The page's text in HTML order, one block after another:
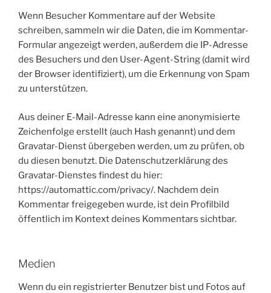
Wenn Besucher Kommentare auf der Website
schreiben, sammeln wir die Daten, die im Kommentar-
Formular angezeigt werden, außerdem die IP-Adresse
des Besuchers und den User-Agent-String (damit wird
der Browser identifiziert), um die Erkennung von Spam
zu unterstützen.
Aus deiner E-Mail-Adresse kann eine anonymisierte
Zeichenfolge erstellt (auch Hash genannt) und dem
Gravatar-Dienst übergeben werden, um zu prüfen, ob
du diesen benutzt. Die Datenschutzerklärung des
Gravatar-Dienstes findest du hier:
https://automattic.com/privacy/. Nachdem dein
Kommentar freigegeben wurde, ist dein Profilbild
öffentlich im Kontext deines Kommentars sichtbar.
Medien
Wenn du ein registrierter Benutzer bist und Fotos auf